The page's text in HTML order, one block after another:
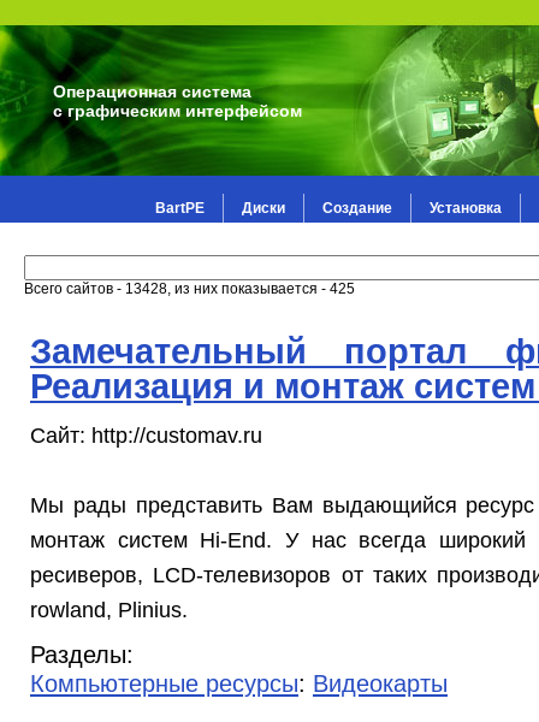
Операционная система
с графическим интерфейсом
BartPE Диски Создание Установка
Всего сайтов - 13428, из них показывается - 425
Замечательный портал
Реализация и монтаж
Сайт: http://customav.ru
Мы рады представить Вам выдающийся
монтаж систем Hi-End. У нас всегда широкий
ресиверов, LCD-телевизоров от таких
rowland, Plinius.
Разделы:
Компьютерные ресурсы: Видеокарты